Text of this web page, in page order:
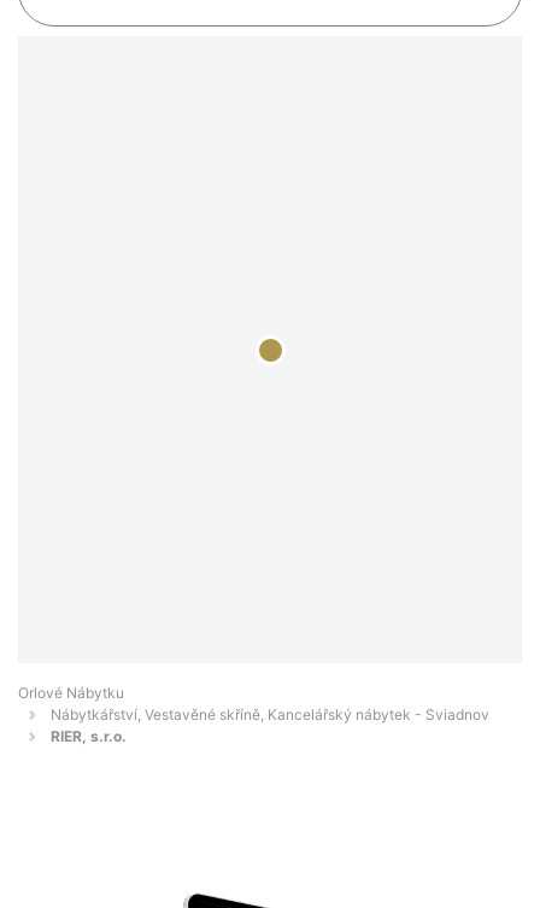
Orlové Nábytku
Nábytkářství, Vestavěné skříně, Kancelářský nábytek - Sviadnov
RIER, s.r.o.